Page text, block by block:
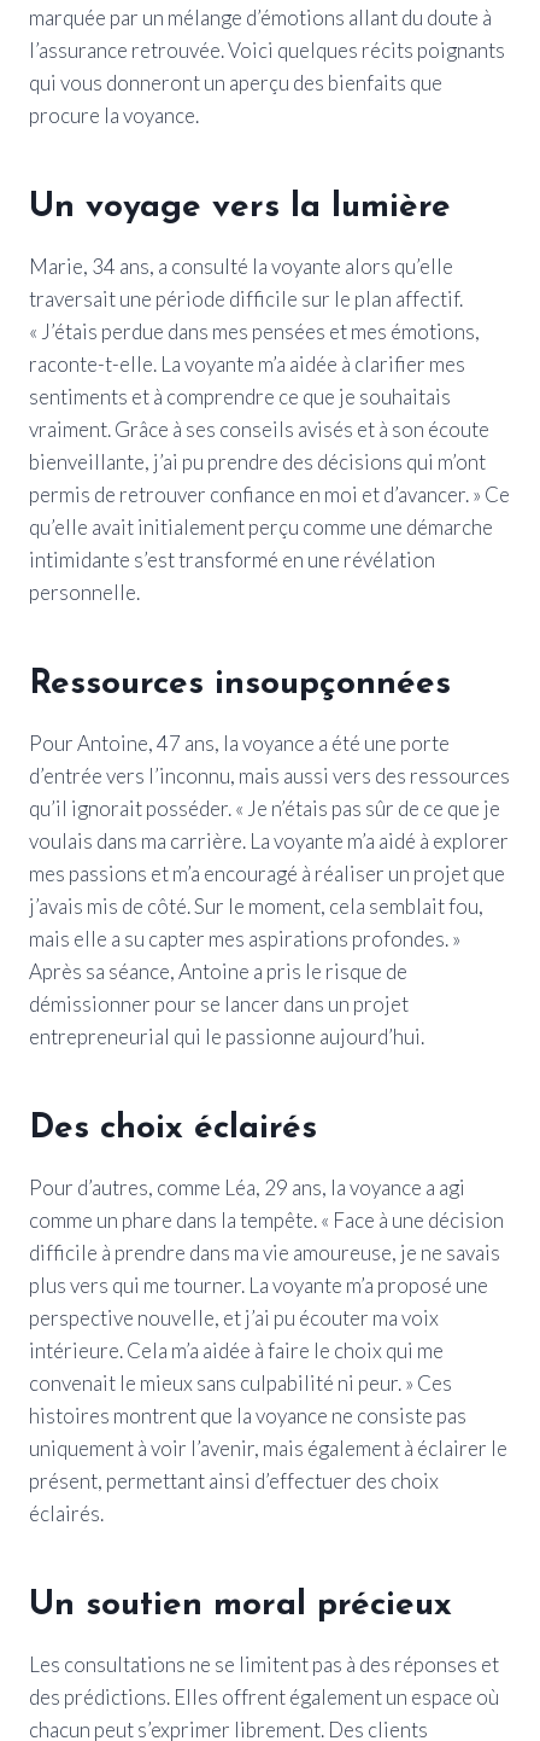
marquée par un mélange d’émotions allant du doute à
l’assurance retrouvée. Voici quelques récits poignants
qui vous donneront un aperçu des bienfaits que
procure la voyance.
Un voyage vers la lumière
Marie, 34 ans, a consulté la voyante alors qu’elle
traversait une période difficile sur le plan affectif.
« J’étais perdue dans mes pensées et mes émotions,
raconte-t-elle. La voyante m’a aidée à clarifier mes
sentiments et à comprendre ce que je souhaitais
vraiment. Grâce à ses conseils avisés et à son écoute
bienveillante, j’ai pu prendre des décisions qui m’ont
permis de retrouver confiance en moi et d’avancer. » Ce
qu’elle avait initialement perçu comme une démarche
intimidante s’est transformé en une révélation
personnelle.
Ressources insoupçonnées
Pour Antoine, 47 ans, la voyance a été une porte
d’entrée vers l’inconnu, mais aussi vers des ressources
qu’il ignorait posséder. « Je n’étais pas sûr de ce que je
voulais dans ma carrière. La voyante m’a aidé à explorer
mes passions et m’a encouragé à réaliser un projet que
j’avais mis de côté. Sur le moment, cela semblait fou,
mais elle a su capter mes aspirations profondes. »
Après sa séance, Antoine a pris le risque de
démissionner pour se lancer dans un projet
entrepreneurial qui le passionne aujourd’hui.
Des choix éclairés
Pour d’autres, comme Léa, 29 ans, la voyance a agi
comme un phare dans la tempête. « Face à une décision
difficile à prendre dans ma vie amoureuse, je ne savais
plus vers qui me tourner. La voyante m’a proposé une
perspective nouvelle, et j’ai pu écouter ma voix
intérieure. Cela m’a aidée à faire le choix qui me
convenait le mieux sans culpabilité ni peur. » Ces
histoires montrent que la voyance ne consiste pas
uniquement à voir l’avenir, mais également à éclairer le
présent, permettant ainsi d’effectuer des choix
éclairés.
Un soutien moral précieux
Les consultations ne se limitent pas à des réponses et
des prédictions. Elles offrent également un espace où
chacun peut s’exprimer librement. Des clients